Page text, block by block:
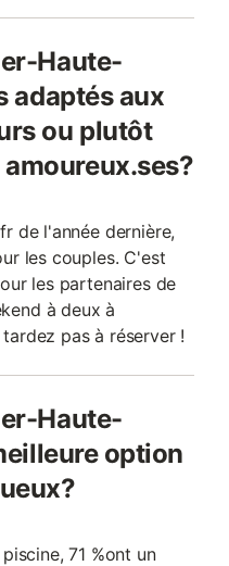
Haute-
adaptés aux
ou plutôt
de l'année dernière,
les couples. C'est
les partenaires de
à deux à
pas à réserver !
Haute-
option
71 %ont un